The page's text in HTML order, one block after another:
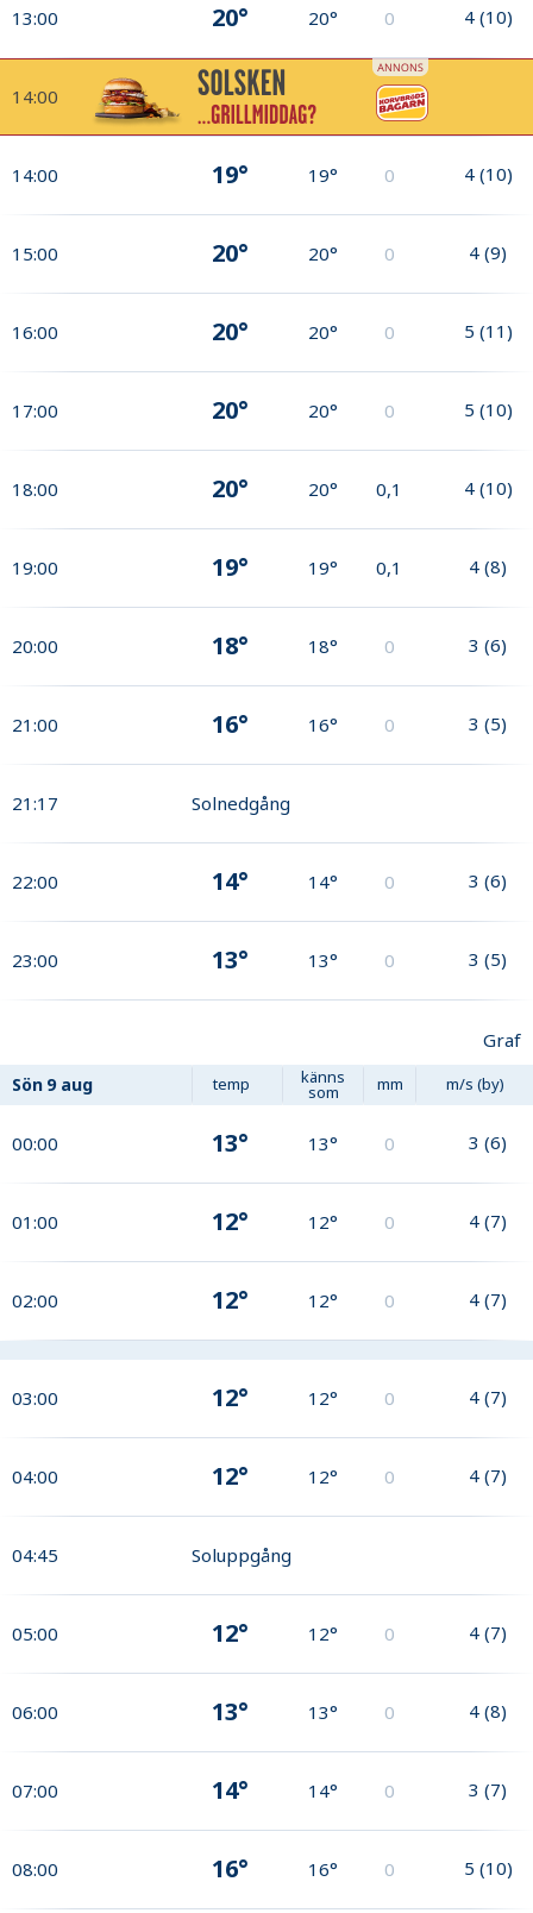
13:00 20° 20° 0 4 (10)
14:00
14:00 19° 19° 0 4 (10)
15:00 20° 20° 0 4 (9)
16:00 20° 20° 0 5 (11)
17:00 20° 20° 0 5 (10)
18:00 20° 20° 0,1 4 (10)
19:00 19° 19° 0,1 4 (8)
20:00 18° 18° 0 3 (6)
21:00 16° 16° 0 3 (5)
21:17 Solnedgång
22:00 14° 14° 0 3 (6)
23:00 13° 13° 0 3 (5)
Graf
Sön 9 aug temp känns
som mm m/s (by)
00:00 13° 13° 0 3 (6)
01:00 12° 12° 0 4 (7)
02:00 12° 12° 0 4 (7)
03:00 12° 12° 0 4 (7)
04:00 12° 12° 0 4 (7)
04:45 Soluppgång
05:00 12° 12° 0 4 (7)
06:00 13° 13° 0 4 (8)
07:00 14° 14° 0 3 (7)
08:00 16° 16° 0 5 (10)